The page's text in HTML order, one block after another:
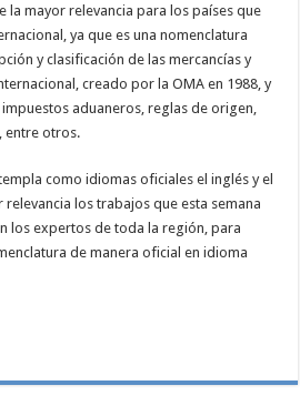
la mayor relevancia para los países que
ya que es una nomenclatura
y clasificación de las mercancías y
creado por la OMA en 1988, y
aduaneros, reglas de origen,
entre otros.
como idiomas oficiales el inglés y el
los trabajos que esta semana
los expertos de toda la región, para
de manera oficial en idioma